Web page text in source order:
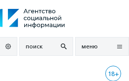
поиск меню
18+